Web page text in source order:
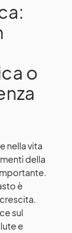
o
nella vita
della
è
sul
e